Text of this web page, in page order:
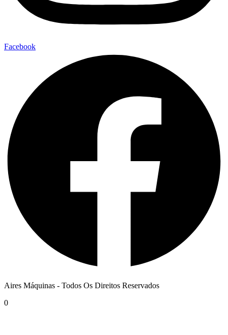
Facebook
Aires Máquinas - Todos Os Direitos Reservados
0